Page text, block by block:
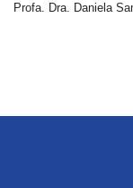
Profa. Dra. Daniela